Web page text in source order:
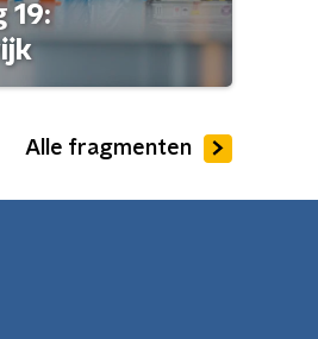
19:
Alle fragmenten